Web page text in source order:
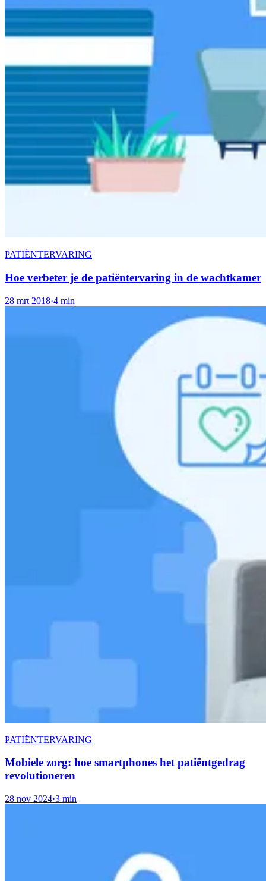
PATIËNTERVARING
Hoe verbeter je de patiëntervaring in de wachtkamer
28 mrt 2018·4 min
PATIËNTERVARING
Mobiele zorg: hoe smartphones het patiëntgedrag
revolutioneren
28 nov 2024·3 min